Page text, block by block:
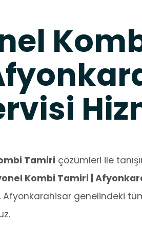
Tamiri çözümleri ile
Kombi Tamiri |
genelindeki